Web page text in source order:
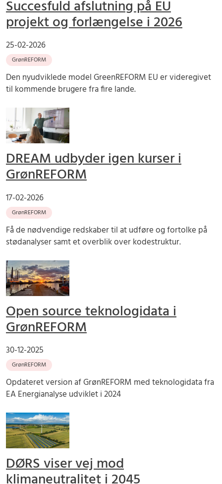
Succesfuld afslutning på EU
projekt og forlængelse i 2026
25-02-2026
GrønREFORM
Den nyudviklede model GreenREFORM EU er videregivet
til kommende brugere fra fire lande.
DREAM udbyder igen kurser i
GrønREFORM
17-02-2026
GrønREFORM
Få de nødvendige redskaber til at udføre og fortolke på
stødanalyser samt et overblik over kodestruktur.
Open source teknologidata i
GrønREFORM
30-12-2025
GrønREFORM
Opdateret version af GrønREFORM med teknologidata fra
EA Energianalyse udviklet i 2024
DØRS viser vej mod